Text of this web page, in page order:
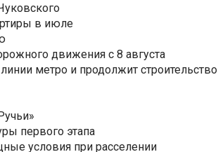
в июле
движения с 8 августа
метро и продолжит строительство
первого этапа
условия при расселении